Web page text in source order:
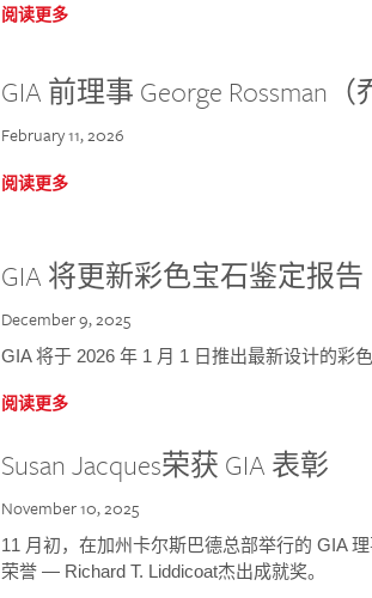
阅读更多
GIA 前理事 George Rossman
February 11, 2026
阅读更多
GIA 将更新彩色宝石鉴定报告
December 9, 2025
GIA 将于 2026 年 1 月 1 日推出最新设计的彩
阅读更多
Susan Jacques荣获 GIA 表彰
November 10, 2025
11 月初，在加州卡尔斯巴德总部举行的 GIA
荣誉 — Richard T. Liddicoat杰出成就奖。